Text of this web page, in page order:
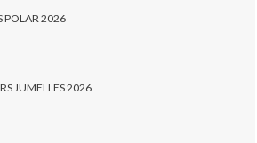
POLAR 2026
JUMELLES 2026